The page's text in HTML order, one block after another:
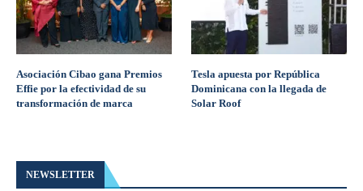
Asociación Cibao gana Premios
Effie por la efectividad de su
transformación de marca
Tesla apuesta por República
Dominicana con la llegada de
Solar Roof
NEWSLETTER